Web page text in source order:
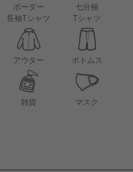
ボーダー
長袖Tシャツ
七分袖
Tシャツ
アウター ボトムス
雑貨 マスク